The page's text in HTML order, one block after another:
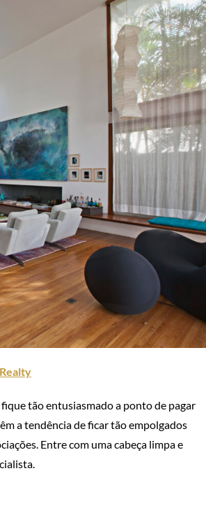
tão entusiasmado a ponto de pagar
a tendência de ficar tão empolgados
Entre com uma cabeça limpa e